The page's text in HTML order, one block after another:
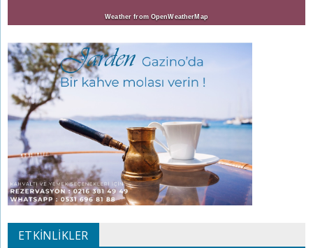
Weather from OpenWeatherMap
ETKINLIKLER